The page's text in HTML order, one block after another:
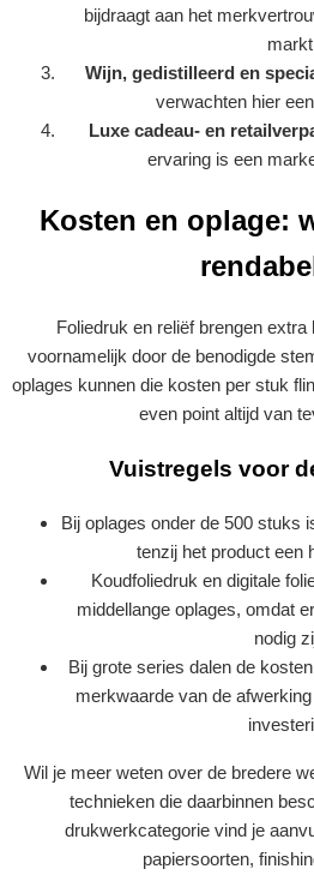
bijdraagt aan het
Wijn, gedistilleerd en
verwachten hier
Luxe cadeau- en
ervaring is een
Kosten en oplage:
Foliedruk en reliëf brengen
voornamelijk door de benodigde
oplages kunnen die kosten per stuk
even point altijd van
Vuistregels voor
Bij oplages onder de 500 stuks
tenzij het product een
Koudfoliedruk en digitale
middellange oplages, omdat
nodig
Bij grote series dalen de
merkwaarde van de
Wil je meer weten over de bredere
technieken die daarbinnen
drukwerkcategorie vind je
papiersoorten,